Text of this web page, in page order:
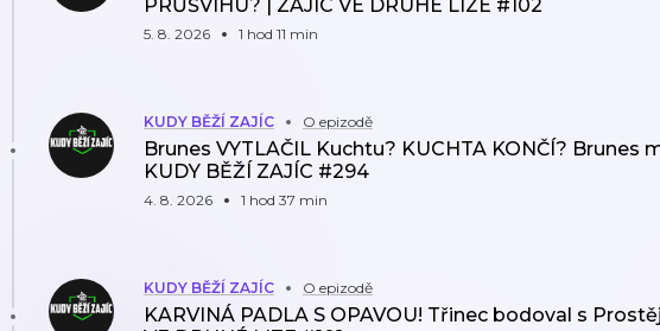
PRŮŠVIHU? | ZAJÍC VE DRUHÉ LIZE #102
5. 8. 2026 1 hod 11 min
KUDY BĚŽÍ ZAJÍC O epizodě
Brunes VYTLAČIL Kuchtu? KUCHTA KONČÍ? Brunes
KUDY BĚŽÍ ZAJÍC #294
4. 8. 2026 1 hod 37 min
KUDY BĚŽÍ ZAJÍC O epizodě
KARVINÁ PADLA S OPAVOU! Třinec bodoval s